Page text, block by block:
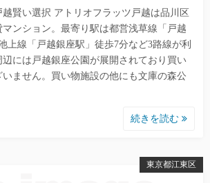
賢い選択 アトリオフラッツ戸越は品川区
ンション。最寄り駅は都営浅草線「戸越
上線「戸越銀座駅」徒歩7分など3路線が利
には戸越銀座公園が展開されており買い
ません。買い物施設の他にも文庫の森公
続きを読む
東京都江東区